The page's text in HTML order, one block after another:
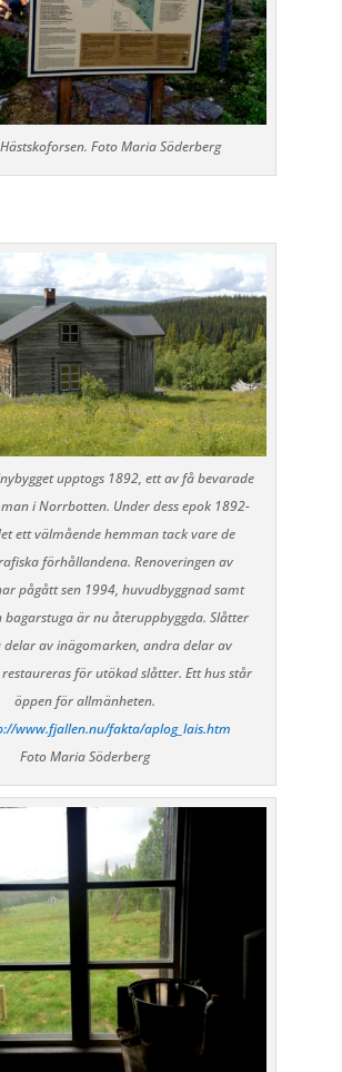
Foto Maria Söderberg
upptogs 1892, ett av få bevarade
i Norrbotten. Under dess epok 1892-
ett välmående hemman tack vare de
förhållandena. Renoveringen av
pågått sen 1994, huvudbyggnad samt
är nu återuppbyggda. Slåtter
delar av inägomarken, andra delar av
för utökad slåtter. Ett hus står
öppen för allmänheten.
www.fjallen.nu/fakta/aplog_lais.htm
Foto Maria Söderberg